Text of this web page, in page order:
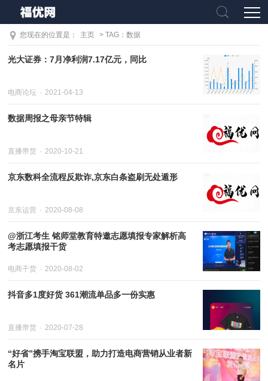
您现在的位置是： 主页 > TAG：数据
光大证券：7月净利润7.17亿元，同比
电商论坛 2021-04-13
数据周报之母亲节特辑
直播带货 2020-10-21
京东数科全流程反欺诈,京东白条盗刷无处遁形
京东运营 2020-08-08
@浙江考生 铭师堂教育特邀志愿填报专家解析高
考志愿填报干货
电商干货 2020-08-02
抖音多1度好货 361潮流单品多一份实惠
直播带货 2020-07-28
“好省”携手淘宝联盟，助力打造电商营销从业者新
名片